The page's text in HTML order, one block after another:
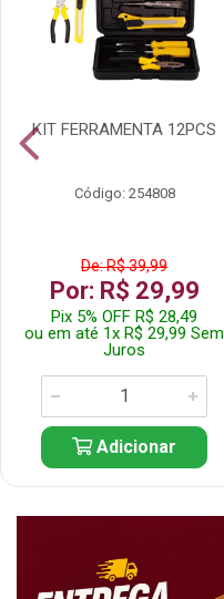
KIT FERRAMENTA 12PCS
Código: 254808
De: R$ 39,99
Por: R$ 29,99
Pix 5% OFF R$ 28,49
ou em até 1x R$ 29,99 Sem
Juros
Adicionar